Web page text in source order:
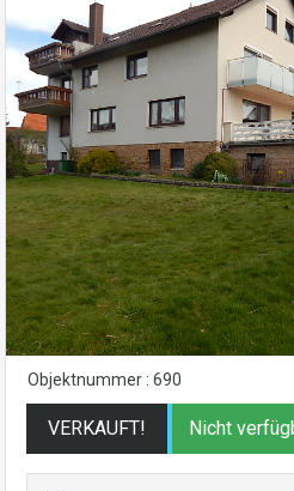
Objektnummer : 690
VERKAUFT! Nicht